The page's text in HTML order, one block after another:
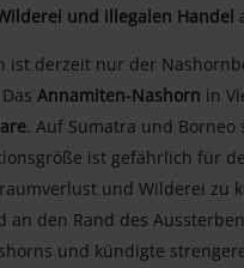
und illegalen Handel
ist derzeit nur der
Annamiten-Nashorn in
. Auf Sumatra und Borneo
ist gefährlich für
und Wilderei zu
an den Rand des
und kündigte